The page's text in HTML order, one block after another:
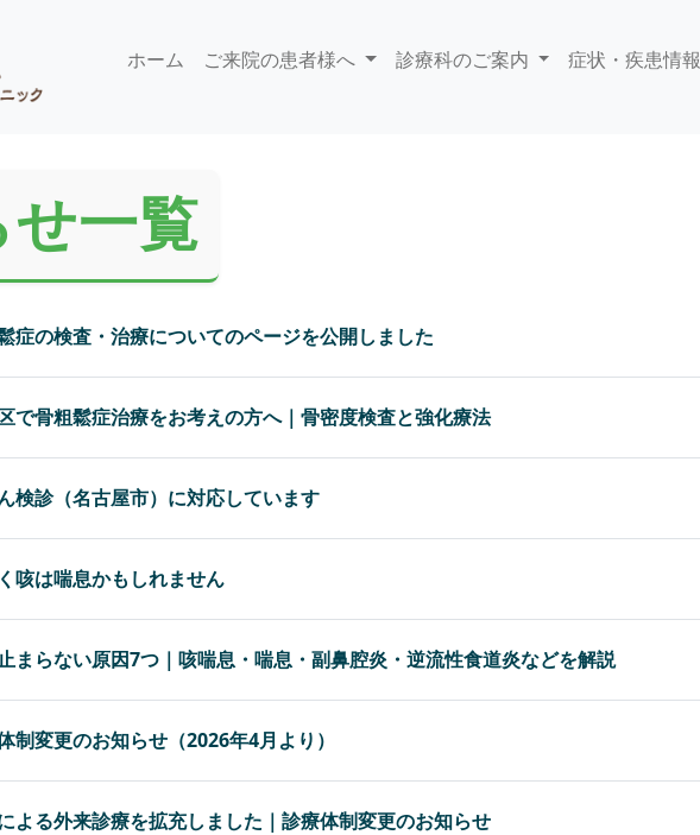
ホーム ご来院の患者様へ 診療科のご案内 症状・疾患情報
せ一覧
症の検査・治療についてのページを公開しました
で骨粗鬆症治療をお考えの方へ｜骨密度検査と強化療法
検診（名古屋市）に対応しています
咳は喘息かもしれません
まらない原因7つ｜咳喘息・喘息・副鼻腔炎・逆流性食道炎などを解説
制変更のお知らせ（2026年4月より）
よる外来診療を拡充しました｜診療体制変更のお知らせ